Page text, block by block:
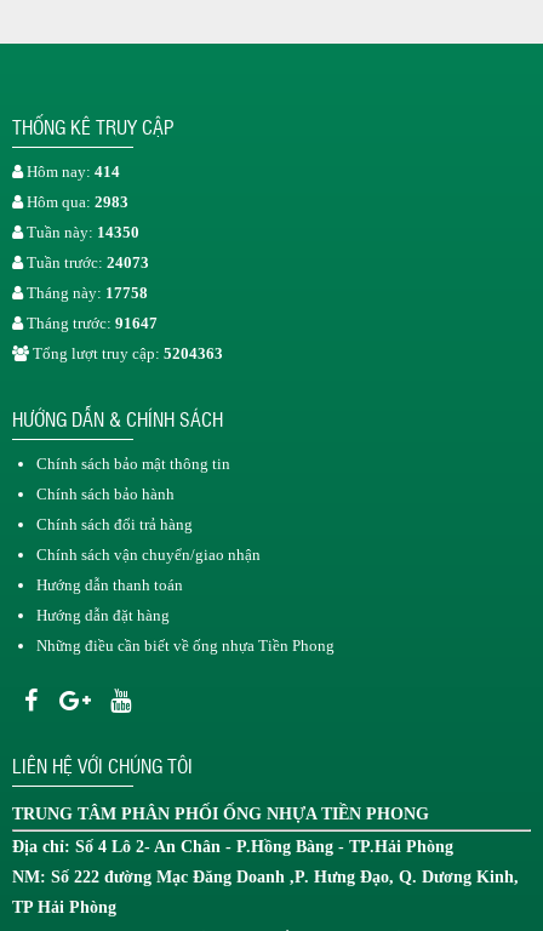
THỐNG KÊ TRUY CẬP
Hôm nay: 414
Hôm qua: 2983
Tuần này: 14350
Tuần trước: 24073
Tháng này: 17758
Tháng trước: 91647
Tổng lượt truy cập: 5204363
HƯỚNG DẪN & CHÍNH SÁCH
Chính sách bảo mật thông tin
Chính sách bảo hành
Chính sách đổi trả hàng
Chính sách vận chuyển/giao nhận
Hướng dẫn thanh toán
Hướng dẫn đặt hàng
Những điều cần biết về ống nhựa Tiền Phong
LIÊN HỆ VỚI CHÚNG TÔI
TRUNG TÂM PHÂN PHỐI ỐNG NHỰA TIỀN PHONG
Địa chỉ: Số 4 Lô 2- An Chân - P.Hồng Bàng - TP.Hải Phòng
NM: Số 222 đường Mạc Đăng Doanh ,P. Hưng Đạo, Q. Dương Kinh,
TP Hải Phòng